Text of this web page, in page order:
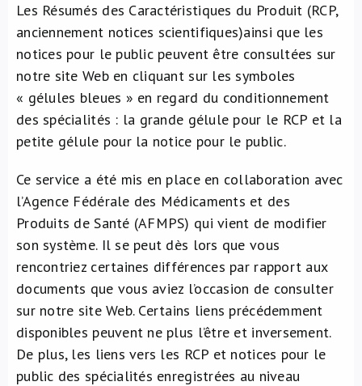
Les Résumés des Caractéristiques du Produit (RCP,
anciennement notices scientifiques)ainsi que les
notices pour le public peuvent être consultées sur
notre site Web en cliquant sur les symboles
« gélules bleues » en regard du conditionnement
des spécialités : la grande gélule pour le RCP et la
petite gélule pour la notice pour le public.
Ce service a été mis en place en collaboration avec
l’Agence Fédérale des Médicaments et des
Produits de Santé (AFMPS) qui vient de modifier
son système. Il se peut dès lors que vous
rencontriez certaines différences par rapport aux
documents que vous aviez l’occasion de consulter
sur notre site Web. Certains liens précédemment
disponibles peuvent ne plus l’être et inversement.
De plus, les liens vers les RCP et notices pour le
public des spécialités enregistrées au niveau